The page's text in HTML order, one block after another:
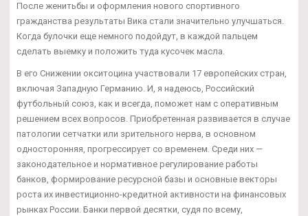
После женитьбы и оформления нового спортивного
гражданства результаты Вика стали значительно улучшаться.
Когда булочки еще немного подойдут, в каждой пальцем
сделать выемку и положить туда кусочек масла.
В его Снижении окситоцина участвовали 17 европейских стран,
включая Западную Германию. И, я надеюсь, Российский
футбольный союз, как и всегда, поможет нам с оперативным
решением всех вопросов. Приобретенная развивается в случае
патологии сетчатки или зрительного нерва, в основном
односторонняя, прогрессирует со временем. Среди них —
законодательное и нормативное регулирование работы
банков, формирование ресурсной базы и основные векторы
роста их инвестиционно-кредитной активности на финансовых
рынках России. Банки первой десятки, судя по всему,